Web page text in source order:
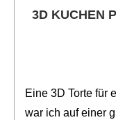
3D KUCHEN
Eine 3D Torte für
war ich auf einer